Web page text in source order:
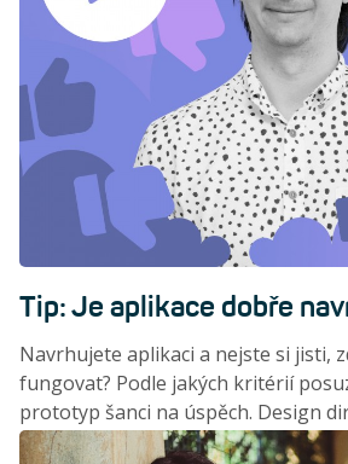
Tip: Je aplikace dobře
Navrhujete aplikaci a nejste si jisti,
fungovat? Podle jakých kritérií
prototyp šanci na úspěch. Design
Lukáš Pilka popisuje, jak se na